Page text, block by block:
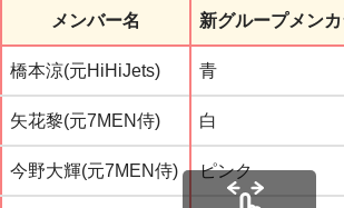
メンバー名 新グループメン
橋本涼(元HiHiJets) 青
矢花黎(元7MEN侍) 白
今野大輝(元7MEN侍) ピンク